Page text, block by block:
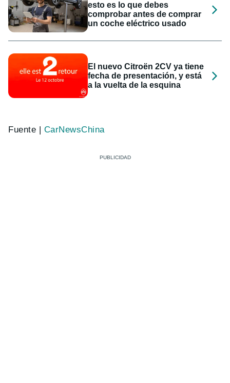
esto es lo que debes
comprobar antes de comprar
un coche eléctrico usado
El nuevo Citroën 2CV ya tiene
fecha de presentación, y está
a la vuelta de la esquina
Fuente | CarNewsChina